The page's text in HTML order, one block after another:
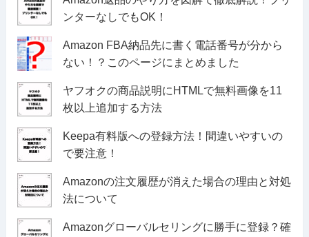
ンターなしでもOK！
Amazon FBA納品先に書く電話番号が分から
ない！？このページにまとめました
ヤフオクの商品説明にHTMLで無料画像を11
枚以上追加する方法
Keepa有料版への登録方法！間違いやすいの
で要注意！
Amazonの注文履歴が消えた場合の理由と対処
法について
Amazonグローバルセリングに勝手に登録？確